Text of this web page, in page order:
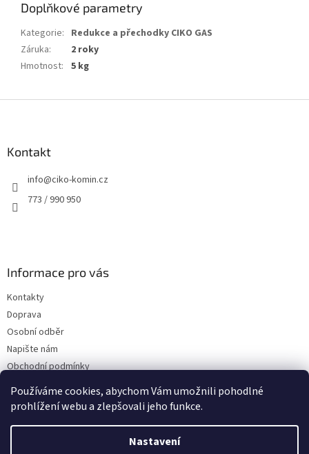
Používáme cookies, abychom Vám umožnili pohodlné
prohlížení webu a zlepšovali jeho funkce.
Nastavení
Doplňkové parametry
Kategorie: Redukce a přechodky CIKO GAS
Záruka:
2 roky
Hmotnost: 5 kg
Kontakt
info@ciko-komin.cz
773 / 990 950
Informace pro vás
Kontakty
Doprava
Osobní odběr
Napište nám
Obchodní podmínky
Podmínky ochrany osobních údajů
Vytvořil Shoptet